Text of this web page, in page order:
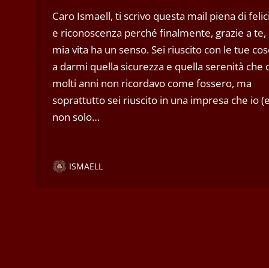
Caro Ismaell, ti scrivo questa mail piena di
e riconoscenza perché finalmente, grazie a te,
mia vita ha un senso. Sei riuscito con le tue
a darmi quella sicurezza e quella serenità che
molti anni non ricordavo come fossero, ma
soprattutto sei riuscito in una impresa che io
non solo…
ISMAELL